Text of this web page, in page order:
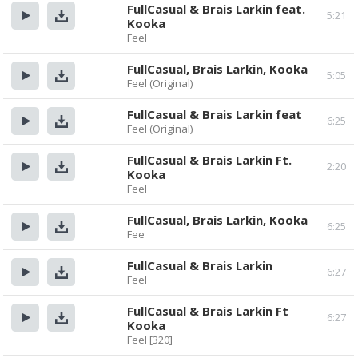
5:21
FullCasual & Brais Larkin feat.
Kooka
Feel
Прослушать
Скачать
5:05
FullCasual, Brais Larkin, Kooka
Feel (Original)
Прослушать
Скачать
6:25
FullCasual & Brais Larkin feat
Feel (Original)
2:20
FullCasual & Brais Larkin Ft.
Kooka
Feel
Прослушать
Скачать
6:25
FullCasual, Brais Larkin, Kooka
Fee
Прослушать
Скачать
6:27
FullCasual & Brais Larkin
Feel
6:27
FullCasual & Brais Larkin Ft
Kooka
Feel [320]